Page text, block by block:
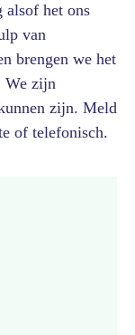
alsof het ons
van
brengen we het
We zijn
zijn. Meld
of telefonisch.